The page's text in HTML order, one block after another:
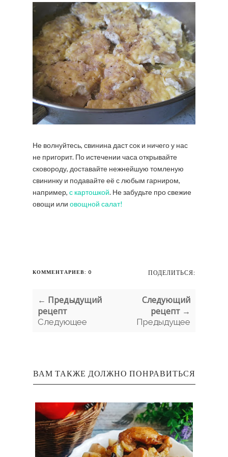
Не волнуйтесь, свинина даст сок и ничего у нас
не пригорит. По истечении часа открывайте
сковороду, доставайте нежнейшую томленую
свининку и подавайте её с любым гарниром,
например, с картошкой. Не забудьте про свежие
овощи или овощной салат!
КОММЕНТАРИЕВ: 0 ПОДЕЛИТЬСЯ:
← Предыдущий
рецепт
Следующее
Следующий
рецепт →
Предыдущее
ВАМ ТАКЖЕ ДОЛЖНО ПОНРАВИТЬСЯ